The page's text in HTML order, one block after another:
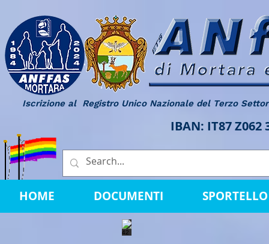
Iscrizione al Registro Unico Nazionale del Terzo
IBAN: IT87
HOME DOCUMENTI